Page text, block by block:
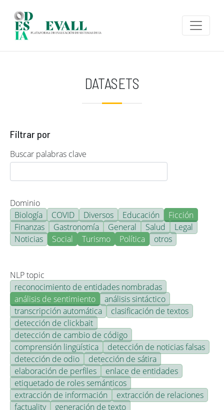
DATASETS
Filtrar por
Buscar palabras clave
Dominio
Biología
COVID Diversos Educación
Ficción
Finanzas
Gastronomía General Salud
Legal
Noticias
Social Turismo Política otros
NLP topic
reconocimiento de entidades nombradas
análisis de sentimiento
análisis sintáctico
transcripción automática
clasificación de textos
detección de clickbait
detección de cambio de código
comprensión lingüística
detección de noticias falsas
detección de odio
detección de sátira
elaboración de perfiles
enlace de entidades
etiquetado de roles semánticos
extracción de información
extracción de relaciones
factuality
generación de texto